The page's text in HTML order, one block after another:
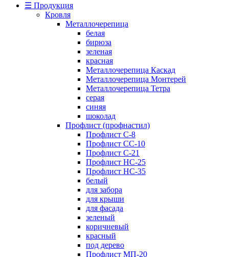
☰ Продукция
Кровля
Металлочерепица
белая
бирюза
зеленая
красная
Металлочерепица Каскад
Металлочерепица Монтерей
Металлочерепица Тетра
серая
синяя
шоколад
Профлист (профнастил)
Профлист С-8
Профлист СС-10
Профлист C-21
Профлист НС-25
Профлист НС-35
белый
для забора
для крыши
для фасада
зеленый
коричневый
красный
под дерево
Профлист МП-20